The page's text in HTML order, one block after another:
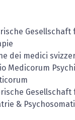
Gesellschaft
dei medici
Medicorum
&